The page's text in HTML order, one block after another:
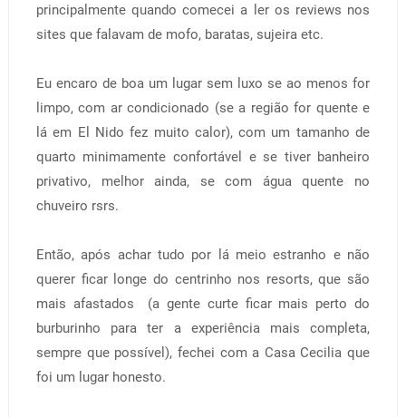
principalmente quando comecei a ler os reviews nos
sites que falavam de mofo, baratas, sujeira etc.
Eu encaro de boa um lugar sem luxo se ao menos for
limpo, com ar condicionado (se a região for quente e
lá em El Nido fez muito calor), com um tamanho de
quarto minimamente confortável e se tiver banheiro
privativo, melhor ainda, se com água quente no
chuveiro rsrs.
Então, após achar tudo por lá meio estranho e não
querer ficar longe do centrinho nos resorts, que são
mais afastados (a gente curte ficar mais perto do
burburinho para ter a experiência mais completa,
sempre que possível), fechei com a Casa Cecilia que
foi um lugar honesto.